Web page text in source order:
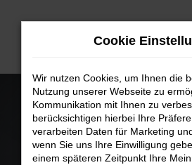
Zum
Cookie
Wir nutzen Cookies, um Ihnen die
Nutzung unserer Webseite zu
Kommunikation mit Ihnen zu
berücksichtigen hierbei Ihre
verarbeiten Daten für Marketing
wenn Sie uns Ihre Einwilligung
einem späteren Zeitpunkt Ihre